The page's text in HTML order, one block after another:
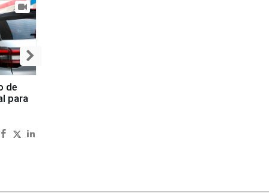
de
para